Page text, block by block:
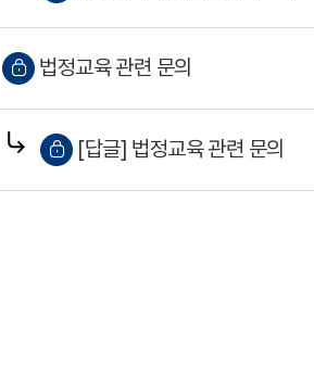
법정교육 관련 문의
[답글] 법정교육 관련 문의